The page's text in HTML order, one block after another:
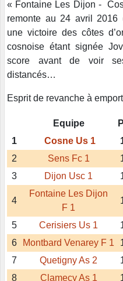
« Fontaine Les Dijon -
remonte au 24 avril 2016
une victoire des côtes
cosnoise étant signée
score avant de voir
distancés…
Esprit de revanche à
Equipe
1
Cosne Us 1
2
Sens Fc 1
3
Dijon Usc 1
4
Fontaine Les Dijon
F 1
5 Cerisiers Us 1
6
Montbard Venarey F 1
7
Quetigny As 2
8
Clamecy As 1